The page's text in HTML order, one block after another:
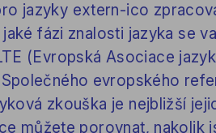
jazyky extern-ico
fázi znalosti jazyka se
(Evropská Asociace
evropského
zkouška je nejbližší
můžete porovnat, nakolik